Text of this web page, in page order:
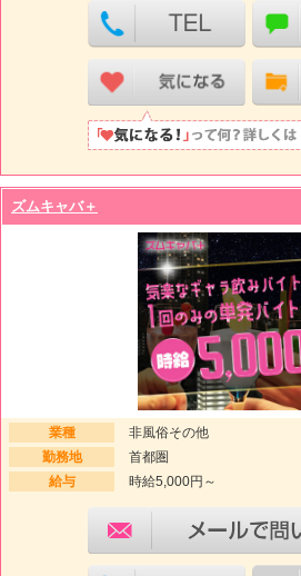
ズムキャバ＋
業種
非風俗その他
勤務地
首都圏
給与
時給5,000円～